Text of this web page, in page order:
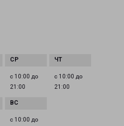
с 10:00 до
21:00
с 10:00 до
21:00
с 10:00 до